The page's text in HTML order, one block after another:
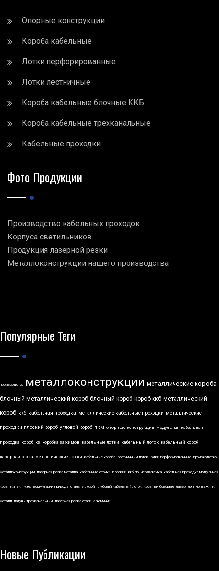
Опорные конструкции
Короба кабельные
Лотки перфорированные
Лотки лестничные
Короба кабельные блочные ККБ
Короба кабельные трехканальные
Кабельные проходки
Фото Продукции
Производство кабельных проходок
Корпуса светильников
Продукция лазерной резки
Металлоконструкции нашего производства
Популярные Теги
производство металлоконструкции металлические короба
блочный металлический короб блочный короб короб ккб металлический
короб ккб кабельная проходка металлические кабельные проходки металлические
проходки плоский короб угловой короб пкм опорные конструкции модульная кабельная
проходка короб кз коробка зажимов кабельные лотки кабельный лоток кабельный короб
лазерная резка металлические лотки кабельные короба лестничный лоток лотки перфорированные производство
металлоконструкций лазерная резка металла кабельные стойки плоский ккб по нержавейка кабельная проходка модульная
косынки укп узел коммутации привода сталь угловой глубокий кабельный лоток косынки боковые лазер лэп монтаж пк
металл латунь трехканальный лазерная резка стали алюминий
Новые Публикации